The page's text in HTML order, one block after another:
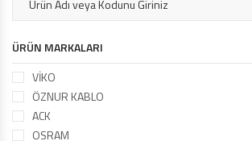
ÜRÜN MARKALARI
VİKO
ÖZNUR KABLO
ACK
OSRAM